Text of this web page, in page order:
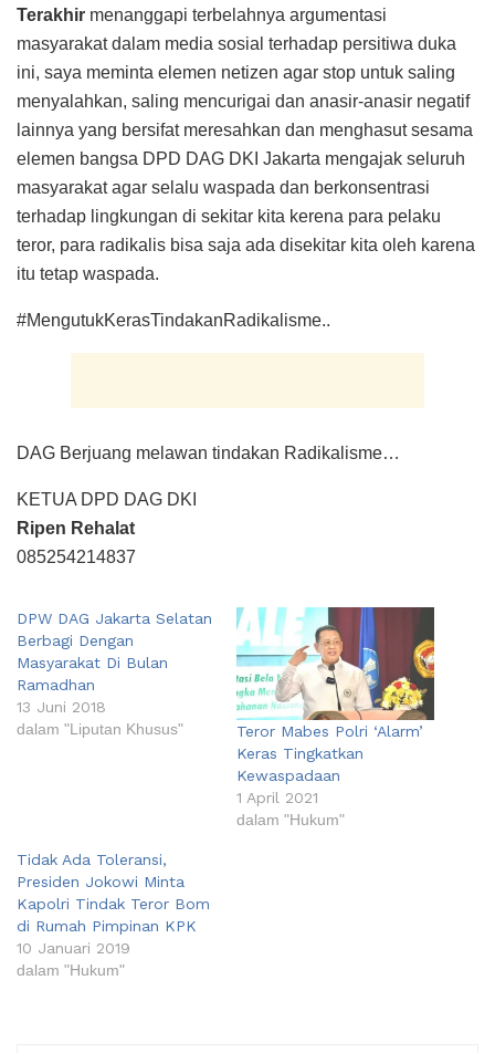
Terakhir menanggapi terbelahnya argumentasi
masyarakat dalam media sosial terhadap persitiwa duka
ini, saya meminta elemen netizen agar stop untuk saling
menyalahkan, saling mencurigai dan anasir-anasir negatif
lainnya yang bersifat meresahkan dan menghasut sesama
elemen bangsa DPD DAG DKI Jakarta mengajak seluruh
masyarakat agar selalu waspada dan berkonsentrasi
terhadap lingkungan di sekitar kita kerena para pelaku
teror, para radikalis bisa saja ada disekitar kita oleh karena
itu tetap waspada.
#MengutukKerasTindakanRadikalisme..
DAG Berjuang melawan tindakan Radikalisme…
KETUA DPD DAG DKI
Ripen Rehalat
085254214837
DPW DAG Jakarta Selatan
Berbagi Dengan
Masyarakat Di Bulan
Ramadhan
13 Juni 2018
dalam "Liputan Khusus"
Teror Mabes Polri ‘Alarm’
Keras Tingkatkan
Kewaspadaan
1 April 2021
dalam "Hukum"
Tidak Ada Toleransi,
Presiden Jokowi Minta
Kapolri Tindak Teror Bom
di Rumah Pimpinan KPK
10 Januari 2019
dalam "Hukum"